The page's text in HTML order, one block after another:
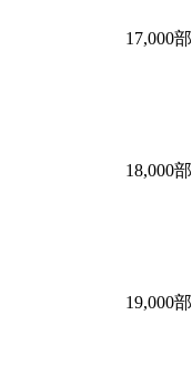
17,000部
18,000部
19,000部